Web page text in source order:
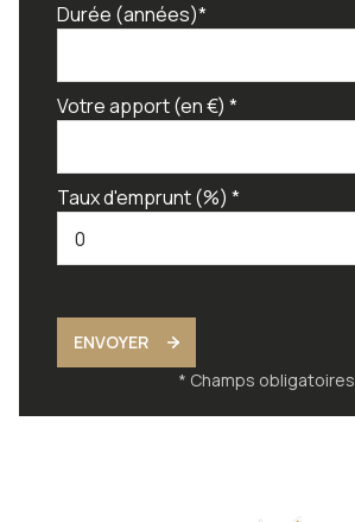
Durée (années)*
Votre apport (en €) *
Taux d'emprunt (%) *
ENVOYER
* Champs obligatoires